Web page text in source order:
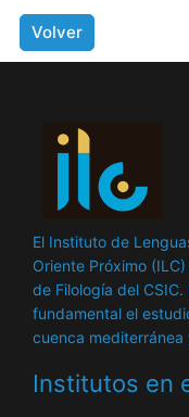
Volver
El Instituto de
Oriente Próximo
de Filología del
fundamental el
cuenca
Institutos en